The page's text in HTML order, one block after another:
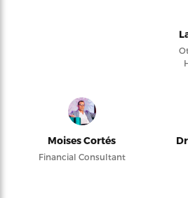
Moises Cortés
Financial Consultant